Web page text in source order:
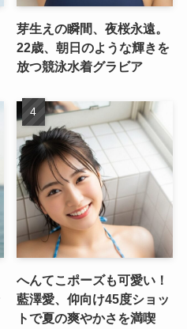
芽生えの瞬間、夜桜永遠。
22歳、朝日のような輝きを
放つ競泳水着グラビア
へんてこポーズも可愛い！
藍澤愛、仰向け45度ショッ
トで夏の爽やかさを満喫